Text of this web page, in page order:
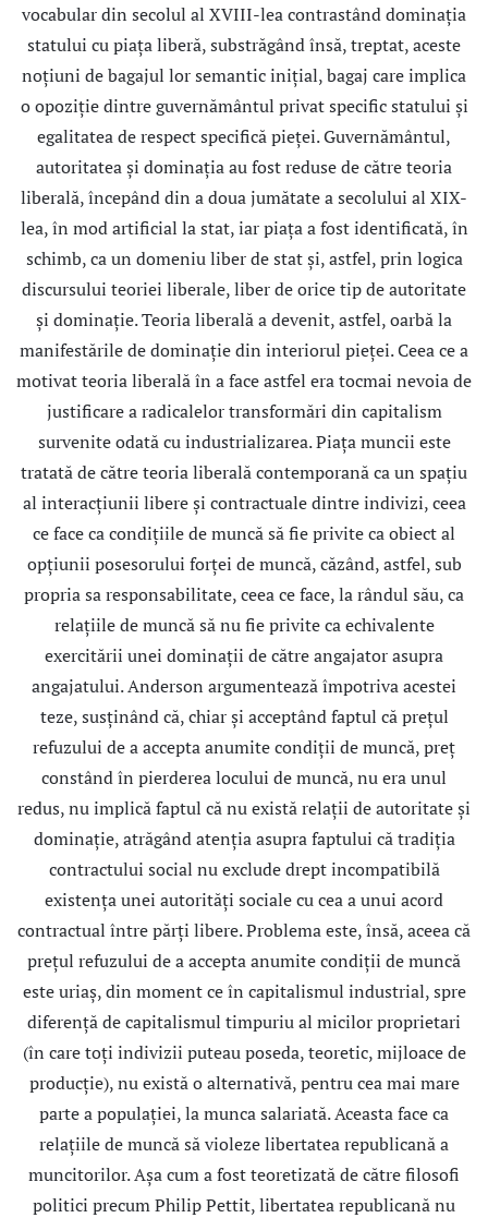
vocabular din secolul al XVIII-lea contrastând dominaţia
statului cu piaţa liberă, substrăgând însă, treptat, aceste
noţiuni de bagajul lor semantic iniţial, bagaj care implica
o opoziţie dintre guvernământul privat specific statului şi
egalitatea de respect specifică pieţei. Guvernământul,
autoritatea şi dominaţia au fost reduse de către teoria
liberală, începând din a doua jumătate a secolului al XIX-
lea, în mod artificial la stat, iar piaţa a fost identificată, în
schimb, ca un domeniu liber de stat şi, astfel, prin logica
discursului teoriei liberale, liber de orice tip de autoritate
şi dominaţie. Teoria liberală a devenit, astfel, oarbă la
manifestările de dominaţie din interiorul pieţei. Ceea ce a
motivat teoria liberală în a face astfel era tocmai nevoia de
justificare a radicalelor transformări din capitalism
survenite odată cu industrializarea. Piaţa muncii este
tratată de către teoria liberală contemporană ca un spaţiu
al interacţiunii libere şi contractuale dintre indivizi, ceea
ce face ca condiţiile de muncă să fie privite ca obiect al
opţiunii posesorului forţei de muncă, căzând, astfel, sub
propria sa responsabilitate, ceea ce face, la rândul său, ca
relaţiile de muncă să nu fie privite ca echivalente
exercitării unei dominaţii de către angajator asupra
angajatului. Anderson argumentează împotriva acestei
teze, susţinând că, chiar şi acceptând faptul că preţul
refuzului de a accepta anumite condiţii de muncă, preţ
constând în pierderea locului de muncă, nu era unul
redus, nu implică faptul că nu există relaţii de autoritate şi
dominaţie, atrăgând atenţia asupra faptului că tradiţia
contractului social nu exclude drept incompatibilă
existenţa unei autorităţi sociale cu cea a unui acord
contractual între părţi libere. Problema este, însă, aceea că
preţul refuzului de a accepta anumite condiţii de muncă
este uriaş, din moment ce în capitalismul industrial, spre
diferenţă de capitalismul timpuriu al micilor proprietari
(în care toţi indivizii puteau poseda, teoretic, mijloace de
producţie), nu există o alternativă, pentru cea mai mare
parte a populaţiei, la munca salariată. Aceasta face ca
relaţiile de muncă să violeze libertatea republicană a
muncitorilor. Aşa cum a fost teoretizată de către filosofi
politici precum Philip Pettit, libertatea republicană nu